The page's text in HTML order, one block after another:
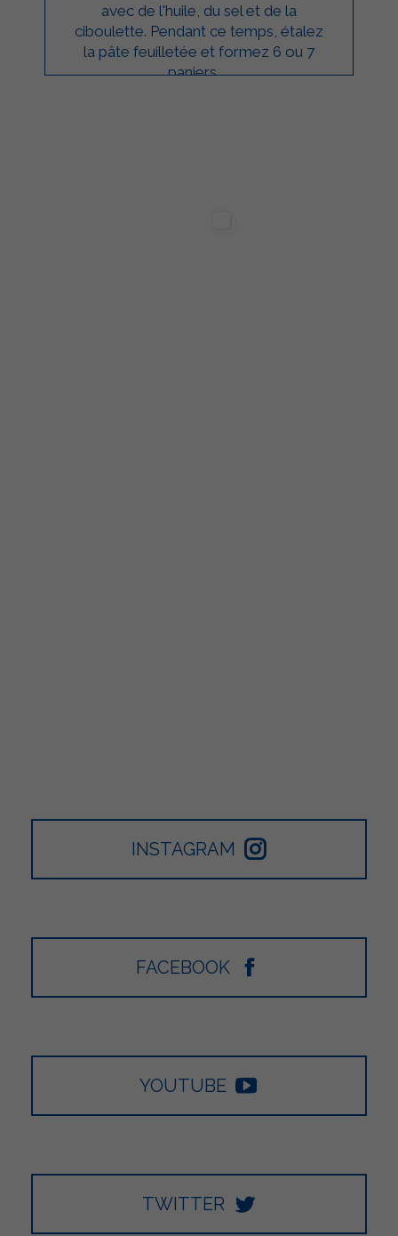
avec de l'huile, du sel et de la
ciboulette. Pendant ce temps, étalez
la pâte feuilletée et formez 6 ou 7
paniers. ...
INSTAGRAM
FACEBOOK
YOUTUBE
TWITTER